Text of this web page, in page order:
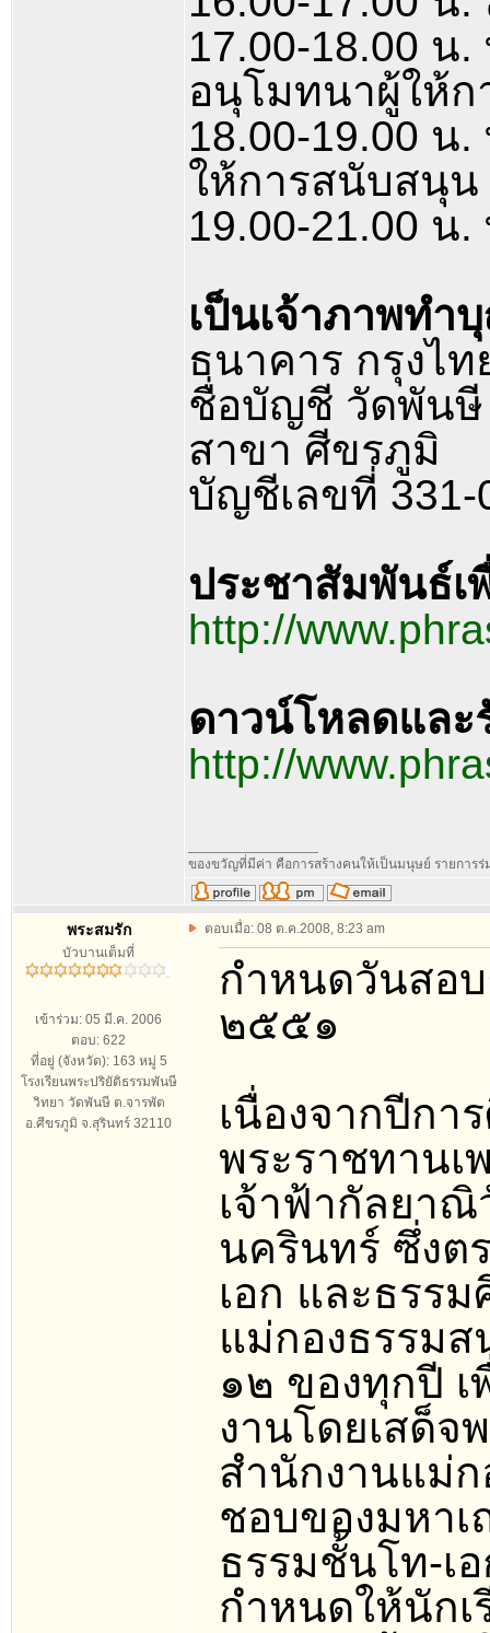
17.00-18.00
อนุโมทนาผู้ให้
18.00-19.00 น
ให้การสนับสนุน
19.00-21.00
เป็นเจ้าภาพทำ
ธนาคาร กรุงไท
ชื่อบัญชี วัดพันษี
สาขา ศีขรภูมิ
บัญชีเลขที่ 331-
ประชาสัมพันธ์เ
http://
ดาวน์โหลดและ
http://
ของขวัญที่มีค่า คือการสร้างคนให้เป็นมนุษย์ รายการ
พระสมรัก
บัวบานเต็มที่
เข้าร่วม: 05 มี.ค. 2006
ตอบ: 622
ที่อยู่ (จังหวัด): 163 หมู่ 5
โรงเรียนพระปริยัติธรรมพันษี
วิทยา วัดพันษี ต.จารพัต
อ.ศีขรภูมิ จ.สุรินทร์ 32110
ตอบเมื่อ: 08 ต.ค.2008, 8:23 am
กำหนดวันสอ
๒๕๕๑
เนื่องจากปีก
พระราชทานเ
เจ้าฟ้ากัลยา
นครินทร์ ซึ่งต
เอก และธรร
แม่กองธรรม
๑๒ ของทุกปี
งานโดยเสด็จ
สำนักงานแม่
ชอบของมหา
ธรรมชั้นโท-เ
กำหนดให้นัก